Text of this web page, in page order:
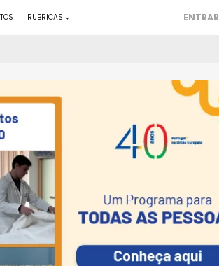
RUBRICAS ENTRAR